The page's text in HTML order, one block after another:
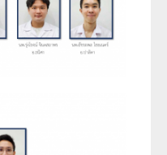
ดทำการเรียนการสอนแล้ว)